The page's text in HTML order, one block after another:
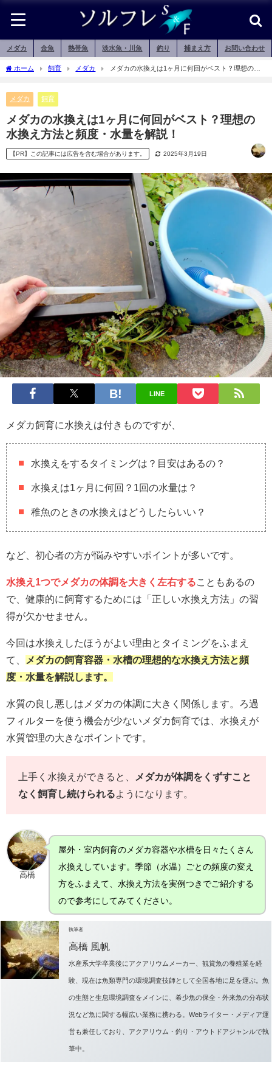
メダカ 金魚 熱帯魚 淡水魚・川魚 釣り 捕まえ方 お問い合わせ
ホーム 飼育 メダカ
メダカの水換えは1ヶ月に何回がベスト？理想の水
メダカ 飼育
メダカの水換えは1ヶ月に何回がベスト？理想の
水換え方法と頻度・水量を解説！
【PR】この記事には広告を含む場合があります。 2025年3月19日
LINE
メダカ飼育に水換えは付きものですが、
水換えをするタイミングは？目安はあるの？
水換えは1ヶ月に何回？1回の水量は？
稚魚のときの水換えはどうしたらいい？
など、初心者の方が悩みやすいポイントが多いです。
水換え1つでメダカの体調を大きく左右することもあるの
で、健康的に飼育するためには「正しい水換え方法」の習
得が欠かせません。
今回は水換えしたほうがよい理由とタイミングをふまえ
て、
メダカの飼育容器・水槽の理想的な水換え方法と頻
度・水量を解説します。
水質の良し悪しはメダカの体調に大きく関係します。ろ過
フィルターを使う機会が少ないメダカ飼育では、水換えが
水質管理の大きなポイントです。
上手く水換えができると、
メダカが体調をくずすこと
なく飼育し続けられるようになります。
高橋
屋外・室内飼育のメダカ容器や水槽を日々たくさん
水換えしています。季節（水温）ごとの頻度の変え
方をふまえて、水換え方法を実例つきでご紹介する
ので参考にしてみてください。
執筆者
高橋 風帆
水産系大学卒業後にアクアリウムメーカー、観賞魚の養殖業を経
験、現在は魚類専門の環境調査技師として全国各地に足を運ぶ。魚
の生態と生息環境調査をメインに、希少魚の保全・外来魚の分布状
況など魚に関する幅広い業務に携わる。Webライター・メディア運
営も兼任しており、アクアリウム・釣り・アウトドアジャンルで執
筆中。